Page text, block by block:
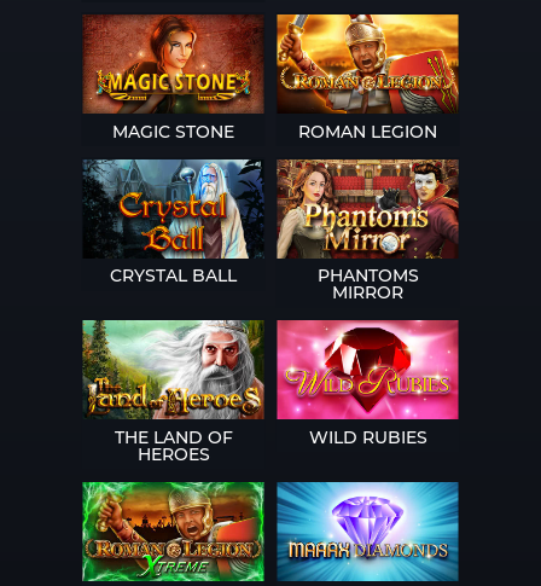
MAGIC STONE ROMAN LEGION
CRYSTAL BALL PHANTOMS
MIRROR
THE LAND OF
HEROES
WILD RUBIES